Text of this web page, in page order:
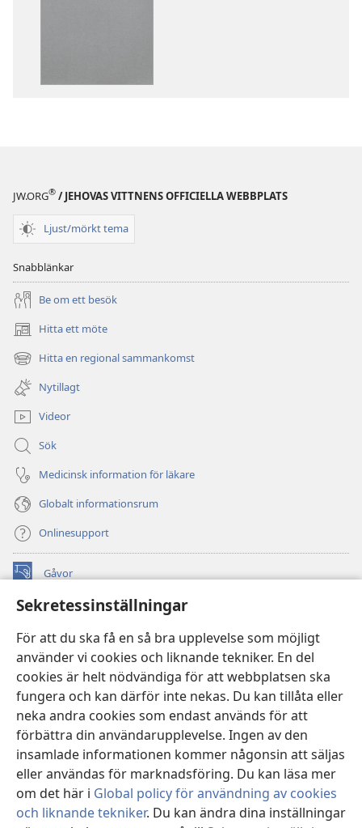
Sekretessinställningar
För att du ska få en så bra upplevelse som möjligt
använder vi cookies och liknande tekniker. En del
cookies är helt nödvändiga för att webbplatsen ska
fungera och kan därför inte nekas. Du kan tillåta eller
neka andra cookies som endast används för att
förbättra din användarupplevelse. Ingen av den
insamlade informationen kommer någonsin att säljas
eller användas för marknadsföring. Du kan läsa mer
om det här i Global policy för användning av cookies
och liknande tekniker. Du kan ändra dina inställningar
JW.ORG® / JEHOVAS VITTNENS OFFICIELLA WEBBPLATS
Ljust/mörkt tema
Snabblänkar
Be om ett besök
Hitta ett möte
(öppnar
nytt
fönster)
Hitta en regional sammankomst
(öppnar
nytt
fönster)
Nytillagt
Videor
Sök
Medicinsk information för läkare
Globalt informationsrum
Onlinesupport
Gåvor
(öppnar
fönster) Watchtower ONLINE LIBRARY™
nytt
fönster)JW Hub ®
(öppnar
nytt
fönster)JW Library
Watchtower Library
Copyright© 2026 Watch Tower Bible and Tract Society of Pennsylvania.